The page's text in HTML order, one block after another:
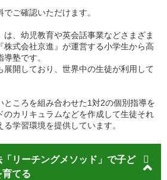
ご確認いただけます。
は、幼児教育や英会話事業などさまざま
株式会社京進』が運営する小学生から高
塾です。
展開しており、世界中の生徒が利用して
ところを組み合わせた1対2の個別指導を
のカリキュラムなどを作成して生徒それ
学習環境を提供しています。
リーチングメソッド」で子ど
育てる